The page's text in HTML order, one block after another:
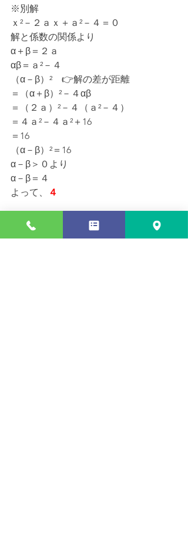
※別解
ｘ²－２ａｘ＋ａ²－４＝０
解と係数の関係より
α＋β＝２ａ
αβ＝ａ²－４
（α－β）²　👉解の差が距離
＝（α＋β）²－４αβ
＝（２ａ）²－４（ａ²－４）
＝４ａ²－４ａ²＋16
＝16
（α－β）²＝16
α－β＞０より
α－β＝４
よって、
４
ｘ²の係数が１のとき、（α－β）²＝